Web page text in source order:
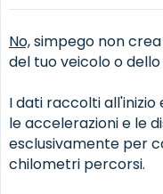
No,simpego non
del tuo veicolo o
I dati raccolti all'inizio
le accelerazioni e le
esclusivamente per
chilometri percorsi.